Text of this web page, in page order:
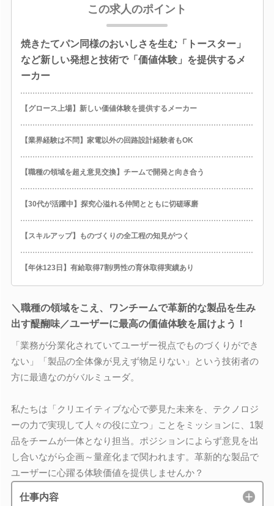
この求人のポイント
焼きたてパン同様のおいしさを生む「トースター」
など新しい発想と技術で「価値体験」を提供するメ
ーカー
【グロース上場】新しい価値体験を提供するメーカー
【業界経験は不問】家電以外の回路設計経験者もOK
【職種の領域を超え意見交換】チームで開発と向き合う
【30代が活躍中】探究心溢れる仲間とともに切磋琢磨
【スキルアップ】ものづくりの全工程の知見がつく
【年休123日】有給取得7割/男性の育休取得実績あり
＼職種の領域をこえ、ワンチームで革新的な製品を生み
出す醍醐味／ユーザーに最高の価値体験を届けよう！
「業務が分業化されていてユーザー視点でものづくりができ
ない」「製品の全体像が見えず物足りない」という技術者の
方に最適なのがバルミューダ。
私たちは「クリエイティブな心で夢見た未来を、テクノロジ
ーの力で実現して人々の役に立つ」ことをミッションに、1製
品をチームが一体となり担当。ポジションによらず意見を出
し合いながら企画～量産化まで関われます。革新的な製品で
ユーザーに心躍る体験価値を提供しませんか？
仕事内容